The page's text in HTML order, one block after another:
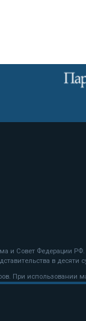
и Совет Федерации
в десяти
При использовании